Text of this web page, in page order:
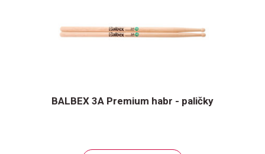
BALBEX 3A Premium habr - paličky